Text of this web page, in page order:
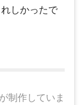
しかったで
制作していま